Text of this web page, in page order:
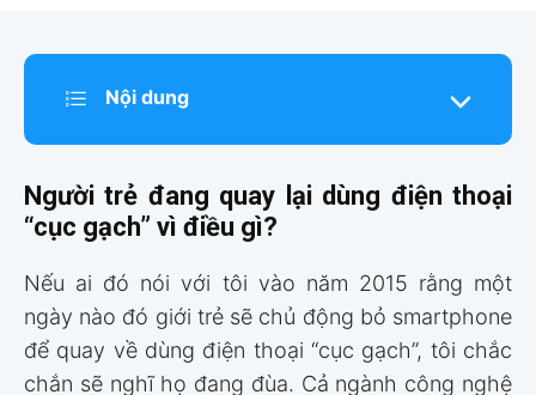
Nội dung
Người trẻ đang quay lại dùng điện thoại
“cục gạch” vì điều gì?
Nếu ai đó nói với tôi vào năm 2015 rằng một
ngày nào đó giới trẻ sẽ chủ động bỏ smartphone
để quay về dùng điện thoại “cục gạch”, tôi chắc
chắn sẽ nghĩ họ đang đùa. Cả ngành công nghệ